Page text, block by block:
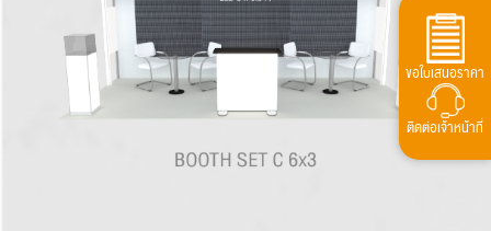
ขอใบเสนอราคา
ติดต่อเจ้าหน้าที่